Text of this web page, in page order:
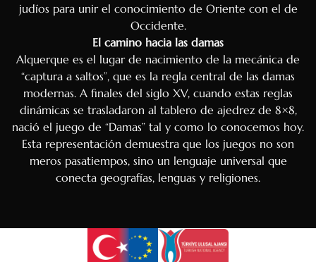
judíos para unir el conocimiento de Oriente con el de
Occidente.
El camino hacia las damas
Alquerque es el lugar de nacimiento de la mecánica de
“captura a saltos”, que es la regla central de las damas
modernas. A finales del siglo XV, cuando estas reglas
dinámicas se trasladaron al tablero de ajedrez de 8×8,
nació el juego de “Damas” tal y como lo conocemos hoy.
Esta representación demuestra que los juegos no son
meros pasatiempos, sino un lenguaje universal que
conecta geografías, lenguas y religiones.
Albanian
Greek
Italian
Arabic
Portuguese
Hindi
Hebrew
Armenian
Urdu